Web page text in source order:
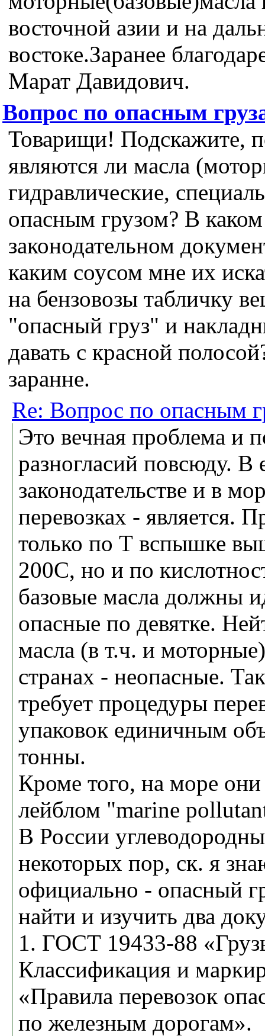
восточной азии и на
востоке.Заранее
Марат Давидович.
Вопрос по опасным
Товарищи! Подскажите,
являются ли масла
гидравлические,
опасным грузом? В каком
законодательном
каким соусом мне их
на бензовозы табличку
"опасный груз" и
давать с красной
заранне.
Re: Вопрос по опасным
Это вечная проблема и
разногласий повсюду. В
законодательстве и в
перевозках - является.
только по Т вспышке
200С, но и по
базовые масла должны
опасные по девятке.
масла (в т.ч. и
странах - неопасные.
требует процедуры
упаковок единичным
тонны.
Кроме того, на море они
лейблом "marine
В России
некоторых пор, ск. я
официально - опасный
найти и изучить два
1. ГОСТ 19433-88
Классификация и
«Правила перевозок
по железным дорогам».